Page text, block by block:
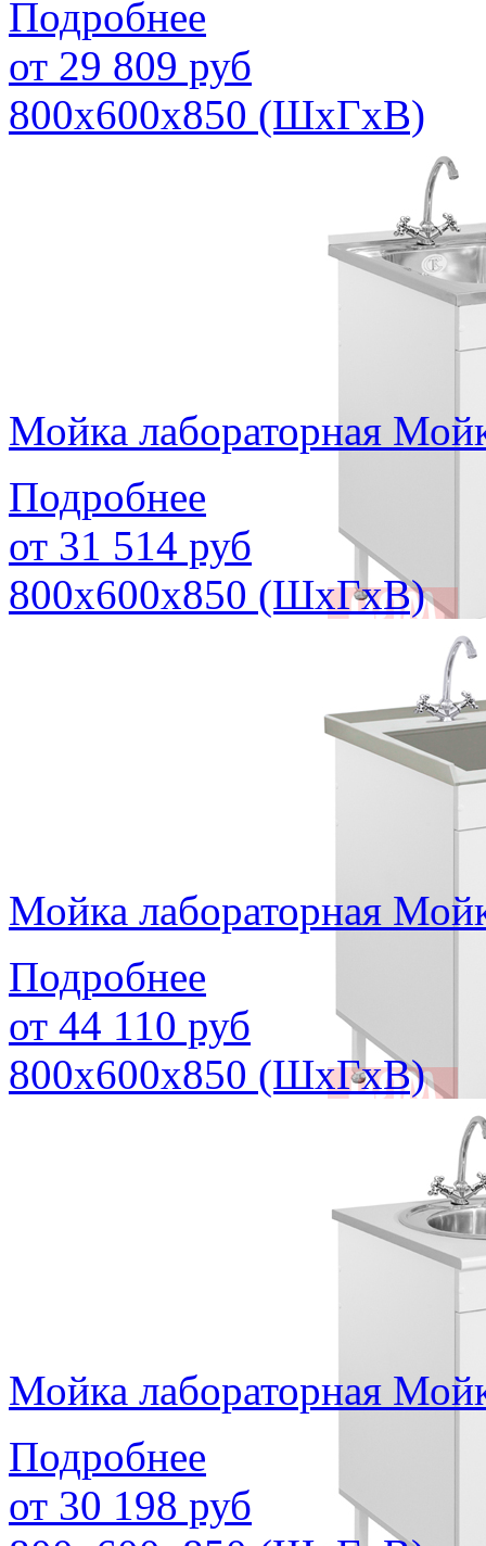
Подробнее
от 29 809 руб
800х600х850 (ШхГхВ)
Мойка лабораторная
Подробнее
от 31 514 руб
800х600х850 (ШхГхВ)
Мойка лабораторная
Подробнее
от 44 110 руб
800х600х850 (ШхГхВ)
Мойка лабораторная
Подробнее
от 30 198 руб